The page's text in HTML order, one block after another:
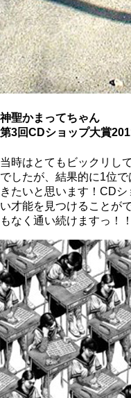
神聖かまってちゃん
第3回CDショップ大賞
当時はとてもビックリし
でしたが、結果的に1位
きたいと思います！CD
い才能を見つけることが
もなく通い続けますっ！！